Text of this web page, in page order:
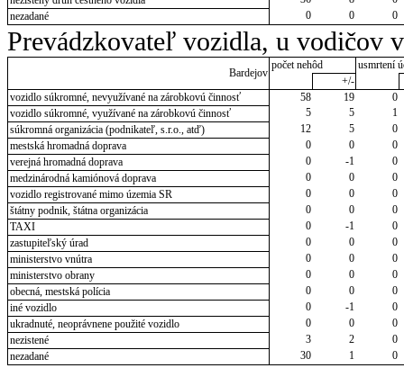
nezadané
0 0 0
Prevádzkovateľ vozidla, u vodičov
Bardejov
počet nehôd
usmrtení
+/-
vozidlo súkromné, nevyužívané na zárobkovú činnosť
58 19
0
vozidlo súkromné, využívané na zárobkovú činnosť
5 5
1
súkromná organizácia (podnikateľ, s.r.o., atď)
12 5
0
mestská hromadná doprava
0 0
0
verejná hromadná doprava
0 -1
0
medzinárodná kamiónová doprava
0 0
0
vozidlo registrované mimo územia SR
0 0
0
štátny podnik, štátna organizácia
0 0
0
TAXI
0 -1
0
zastupiteľský úrad
0 0
0
ministerstvo vnútra
0 0
0
ministerstvo obrany
0 0
0
obecná, mestská polícia
0 0
0
iné vozidlo
0 -1
0
ukradnuté, neoprávnene použité vozidlo
0 0
0
nezistené
3 2
0
nezadané
30 1 0